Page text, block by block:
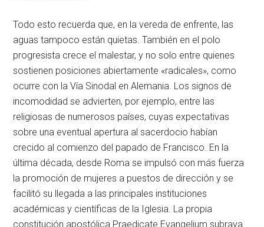
Todo esto recuerda que, en la vereda de enfrente, las
aguas tampoco están quietas. También en el polo
progresista crece el malestar, y no solo entre quienes
sostienen posiciones abiertamente «radicales», como
ocurre con la Vía Sinodal en Alemania. Los signos de
incomodidad se advierten, por ejemplo, entre las
religiosas de numerosos países, cuyas expectativas
sobre una eventual apertura al sacerdocio habían
crecido al comienzo del papado de Francisco. En la
última década, desde Roma se impulsó con más fuerza
la promoción de mujeres a puestos de dirección y se
facilitó su llegada a las principales instituciones
académicas y científicas de la Iglesia. La propia
constitución apostólica Praedicate Evangelium subraya